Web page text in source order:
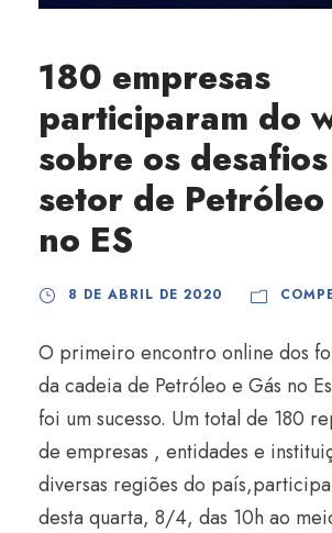
180 empresas
participaram do
sobre os
setor de Petróleo
no ES
8 DE ABRIL DE 2020
O primeiro encontro online dos
da cadeia de Petróleo e Gás no
foi um sucesso. Um total de 180
de empresas , entidades e
diversas regiões do
desta quarta, 8/4, das 10h ao